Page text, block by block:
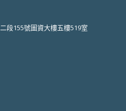
段155號圖資大樓五樓519室